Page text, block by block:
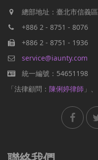
總部地址：臺北市信義
+886 2 - 8751 - 8076
+886 2 - 8751 - 1936
service@iaunty.com
統一編號：54651198
「法律顧問： 陳俐婷律師 」